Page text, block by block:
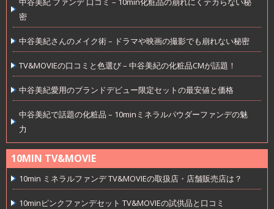
密
中谷美紀さんのメイク術 – ドラマや映画の撮影でも崩れない秘密
TV&MOVIEの口コミと色選び – 中谷美紀の化粧品CMが話題！
中谷美紀愛用のブランドデビュー限定セットの最安値と価格
中谷美紀で話題の化粧品 – 10minミネラルパウダーファンデの魅
力
10MIN TV&MOVIE
10min ミネラルファンデ TV&MOVIEの取扱店・店舗販売店は？
10minピンクファンデセット TV&MOVIEの試供品と口コミ